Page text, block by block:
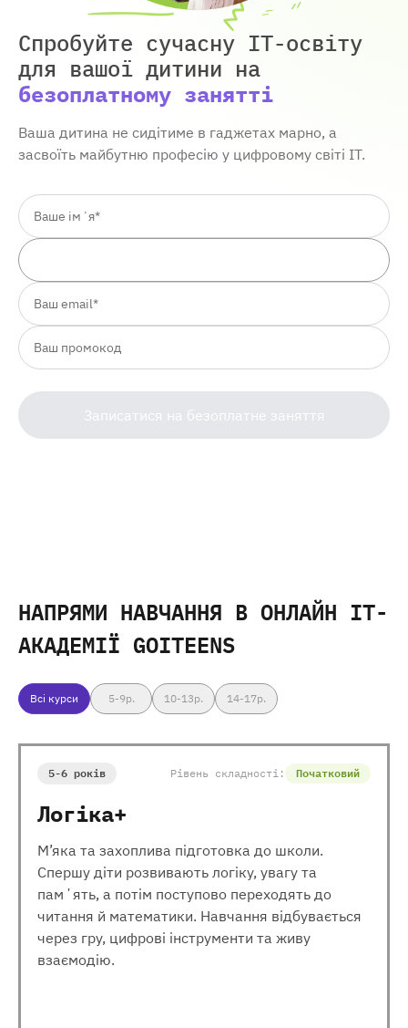
Спробуйте сучасну IT-освіту
для вашої дитини на
безоплатному занятті
Ваша дитина не сидітиме в гаджетах марно, а
засвоїть майбутню професію у цифровому світі ІТ.
Записатися на безоплатне заняття
НАПРЯМИ НАВЧАННЯ В ОНЛАЙН IT-
АКАДЕМІЇ GOITEENS
Всі курси 5-9р. 10-13р. 14-17р.
5-6 років Рівень складності: Початковий
Логіка+
М’яка та захоплива підготовка до школи.
Спершу діти розвивають логіку, увагу та
памʼять, а потім поступово переходять до
читання й математики. Навчання відбувається
через гру, цифрові інструменти та живу
взаємодію.